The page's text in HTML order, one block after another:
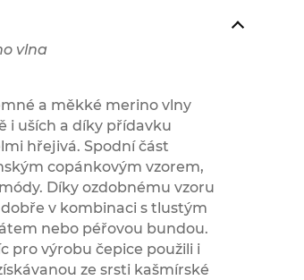
vlna
a měkké merino vlny
i uších a díky přídavku
hřejivá. Spodní část
copánkovým vzorem,
Díky ozdobnému vzoru
v kombinaci s tlustým
nebo péřovou bundou.
pro výrobu čepice použili i
ze srsti kašmírské